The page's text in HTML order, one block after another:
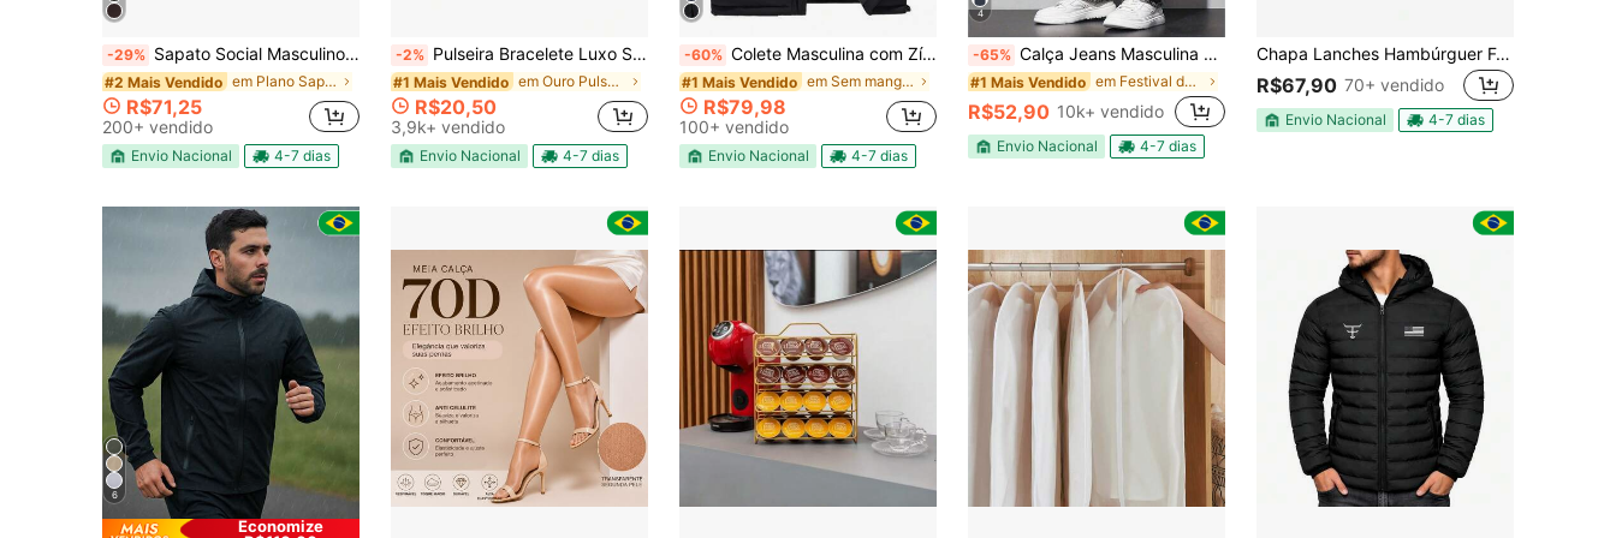
-29% Sapato Social Masculino Casual Mocassim Loafer Trabalho Eventos Confortável
#2 Mais Vendido em Plano Sapatos Vestido
R$71,25
200+ vendido
Envio Nacional 4-7 dias
-2% Pulseira Bracelete Luxo São Bento Ajustável Dourada Cabo de Aço Inoxidável 316L
#1 Mais Vendido em Ouro Pulseiras Cadeia Homens
R$20,50
3,9k+ vendido
Envio Nacional 4-7 dias
-60% Colete Masculina com Zíper e Bolsos Inclinados Acolchoado, Outono/Inverno
#1 Mais Vendido em Sem mangas Coletes Masculinos
R$79,98
100+ vendido
Envio Nacional 4-7 dias
4
-65% Calça Jeans Masculina Balão Reto Baggy Premium Streetwear Oversized Rapper Ganga Estilo Skatista Folgadas
#1 Mais Vendido em Festival de casamento Calças masculinas
R$52,90 10k+ vendido
Envio Nacional 4-7 dias
Chapa Lanches Hambúrguer Fogão Churrasqueira C/ Cabo Madeira 30x60
R$67,90 70+ vendido
Envio Nacional 4-7 dias
6
Economize